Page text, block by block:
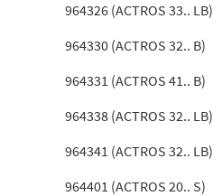
964326 (ACTROS 33.. LB)
964330 (ACTROS 32.. B)
964331 (ACTROS 41.. B)
964338 (ACTROS 32.. LB)
964341 (ACTROS 32.. LB)
964401 (ACTROS 20.. S)